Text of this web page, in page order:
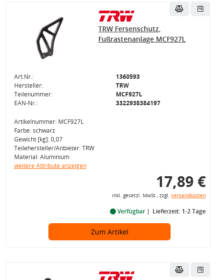
TRW Fersenschutz,
Fußrastenanlage MCF927L
Art.Nr.:
1360593
Hersteller:
TRW
Teilenummer:
MCF927L
EAN-Nr.:
3322938384197
Artikelnummer: MCF927L
Farbe: schwarz
Gewicht [kg]: 0,07
Teilehersteller/Anbieter: TRW
Material: Aluminium
weitere Attribute anzeigen
17,89 €
inkl. gesetzl. MwSt., zzgl. Versandkosten
Verfügbar Lieferzeit: 1-2 Tage
Zum Artikel